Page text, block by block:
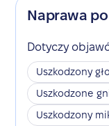
Naprawa
Dotyczy
Uszkodzony
Uszkodzone
Uszkodzony